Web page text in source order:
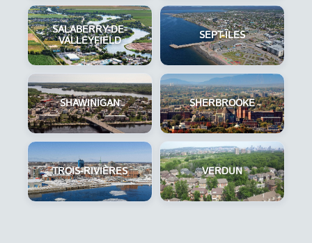
SALABERRY-DE-
VALLEYFIELD
SEPT-ÎLES
SHAWINIGAN SHERBROOKE
TROIS-RIVIÈRES VERDUN